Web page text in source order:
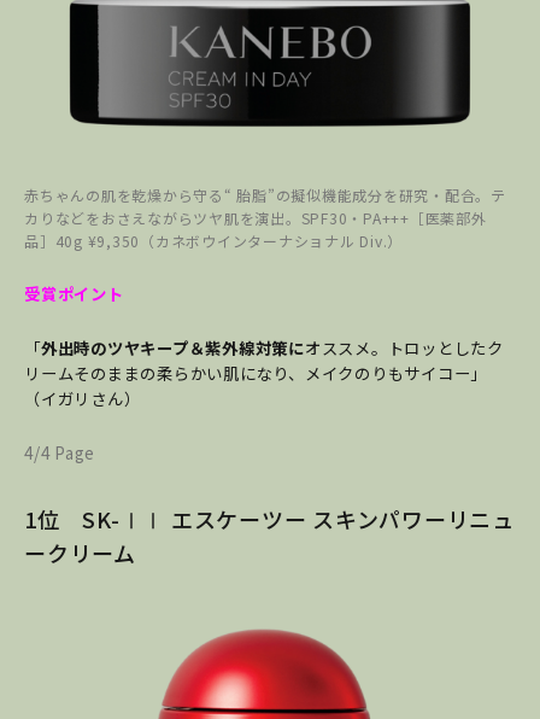
赤ちゃんの肌を乾燥から守る“ 胎脂”の擬似機能成分を研究・配合。テ
カりなどをおさえながらツヤ肌を演出。SPF30・PA+++［医薬部外
品］40g ¥9,350（カネボウインターナショナル Div.）
受賞ポイント
「外出時のツヤキープ＆紫外線対策にオススメ。
トロッとしたク
リームそのままの柔らかい肌になり、メイクのりもサイコー」
（イガリさん）
4/4 Page
1位 SK-ⅠⅠ エスケーツー スキンパワーリニュ
ークリーム